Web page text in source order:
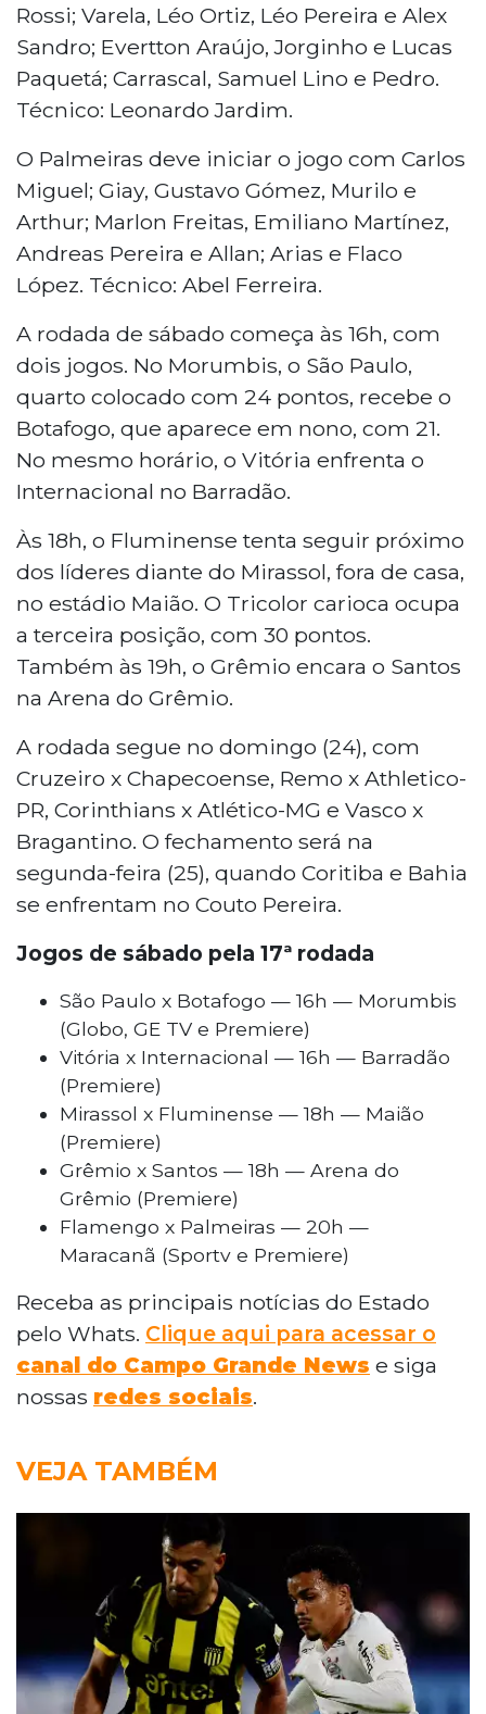
Rossi; Varela, Léo Ortiz, Léo Pereira e Alex
Sandro; Evertton Araújo, Jorginho e Lucas
Paquetá; Carrascal, Samuel Lino e Pedro.
Técnico: Leonardo Jardim.
O Palmeiras deve iniciar o jogo com Carlos
Miguel; Giay, Gustavo Gómez, Murilo e
Arthur; Marlon Freitas, Emiliano Martínez,
Andreas Pereira e Allan; Arias e Flaco
López. Técnico: Abel Ferreira.
A rodada de sábado começa às 16h, com
dois jogos. No Morumbis, o São Paulo,
quarto colocado com 24 pontos, recebe o
Botafogo, que aparece em nono, com 21.
No mesmo horário, o Vitória enfrenta o
Internacional no Barradão.
Às 18h, o Fluminense tenta seguir próximo
dos líderes diante do Mirassol, fora de casa,
no estádio Maião. O Tricolor carioca ocupa
a terceira posição, com 30 pontos.
Também às 19h, o Grêmio encara o Santos
na Arena do Grêmio.
A rodada segue no domingo (24), com
Cruzeiro x Chapecoense, Remo x Athletico-
PR, Corinthians x Atlético-MG e Vasco x
Bragantino. O fechamento será na
segunda-feira (25), quando Coritiba e Bahia
se enfrentam no Couto Pereira.
Jogos de sábado pela 17ª rodada
São Paulo x Botafogo — 16h — Morumbis
(Globo, GE TV e Premiere)
Vitória x Internacional — 16h — Barradão
(Premiere)
Mirassol x Fluminense — 18h — Maião
(Premiere)
Grêmio x Santos — 18h — Arena do
Grêmio (Premiere)
Flamengo x Palmeiras — 20h —
Maracanã (Sportv e Premiere)
Receba as principais notícias do Estado
pelo Whats. Clique aqui para acessar o
canal do Campo Grande News e siga
nossas redes sociais.
VEJA TAMBÉM